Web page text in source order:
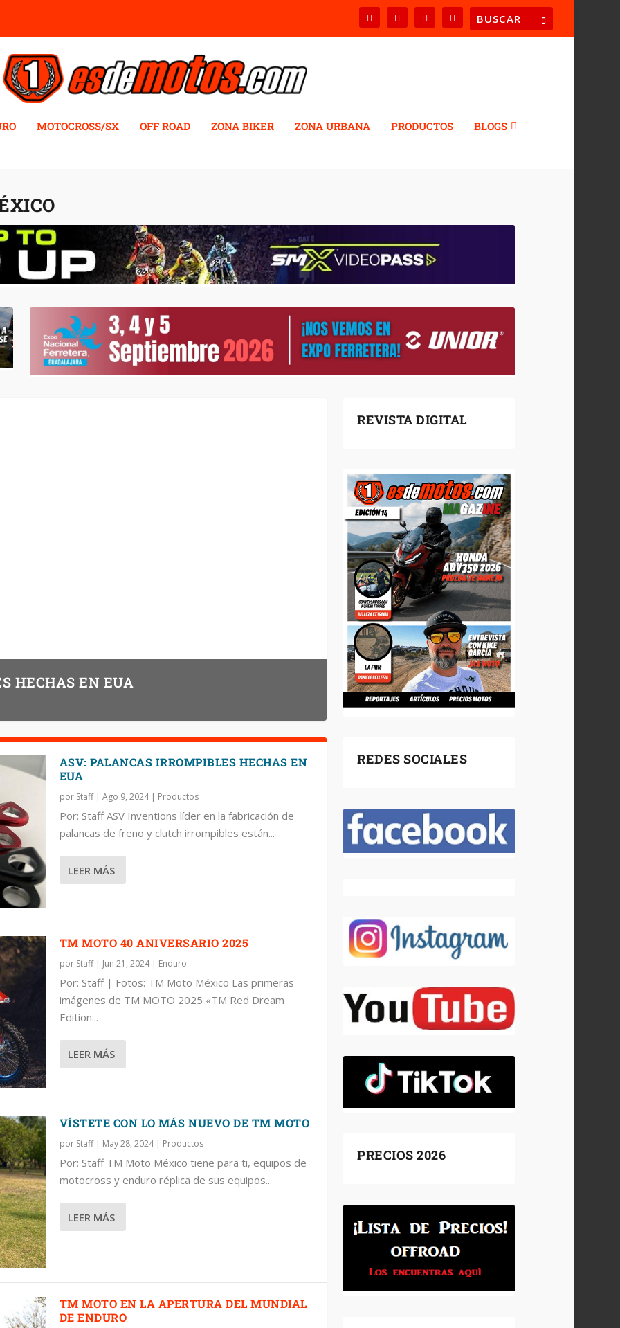
MOTOCROSS/SX OFF ROAD ZONA BIKER ZONA URBANA PRODUCTOS BLOGS
HECHAS EN EUA
DE TM MOTO
MUNDIAL DE ENDURO
MOTO
ASV: PALANCAS IRROMPIBLES HECHAS EN
EUA
por Staff| Ago 9, 2024| Productos
Por: Staff ASV Inventions líder en la fabricación de
palancas de freno y clutch irrompibles están...
LEER MÁS
TM MOTO 40 ANIVERSARIO 2025
por Staff| Jun 21, 2024| Enduro
Por: Staff | Fotos: TM Moto México Las primeras
imágenes de TM MOTO 2025 «TM Red Dream
Edition...
LEER MÁS
VÍSTETE CON LO MÁS NUEVO DE TM MOTO
por Staff| May 28, 2024| Productos
Por: Staff TM Moto México tiene para ti, equipos de
motocross y enduro réplica de sus equipos...
LEER MÁS
TM MOTO EN LA APERTURA DEL MUNDIAL
DE ENDURO
REVISTA DIGITAL
REDES SOCIALES
PRECIOS 2026